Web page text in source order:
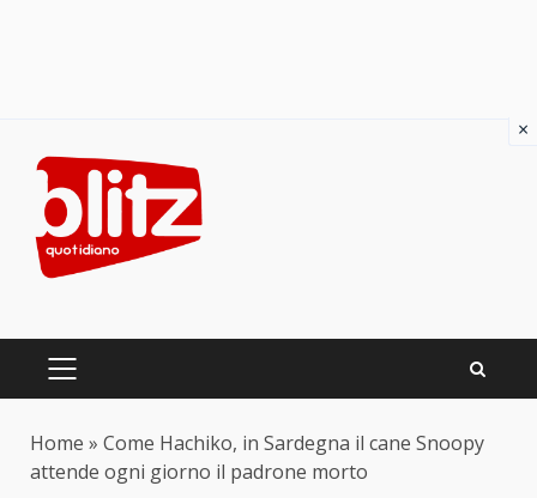
content
PRIMARY
Home » Come Hachiko, in Sardegna il cane Snoopy
attende ogni giorno il padrone morto
×